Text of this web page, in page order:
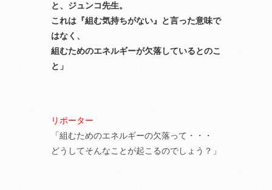
と、ジュンコ先生。
これは『組む気持ちがない』と言った意味で
はなく、
組むためのエネルギーが欠落しているとのこ
と」
リポーター
「組むためのエネルギーの欠落って・・・
どうしてそんなことが起こるのでしょう？」